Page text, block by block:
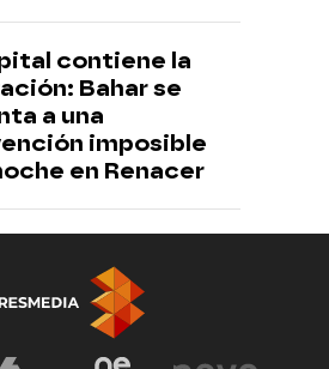
contiene la
Bahar se
a una
imposible
en Renacer